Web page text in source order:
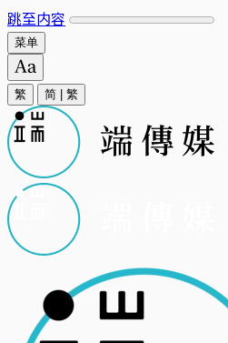
跳至内容
菜单
繁 简 繁